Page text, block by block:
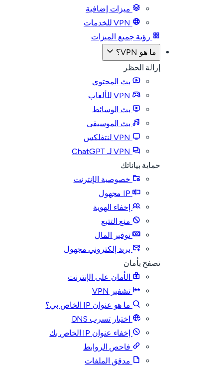
ميزات إضافية
VPN للخدمات
رؤية جميع الميزات
ما هو VPN؟
إزالة الحظر
بث المحتوى
VPN للألعاب
بث الوسائط
بث الموسيقى
VPN لنتفلكس
VPN لـ ChatGPT
حماية بياناتك
خصوصية الإنترنت
IP مجهول
إخفاء الهوية
منع التتبع
توفير المال
بريد إلكتروني مجهول
تصفح بأمان
الأمان على الإنترنت
تشفير VPN
ما هو عنوان IP الخاص بي؟
اختبار تسرب DNS
إخفاء عنوان IP الخاص بك
فاحص الروابط
مدقق الملفات